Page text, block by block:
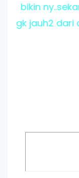
bikin
gk jauh2 dari